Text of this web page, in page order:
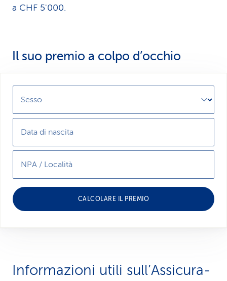
a CHF 5'000.
Il suo premio a colpo d’occhio
Sesso
Data di nascita
NPA / Località
CALCOLARE IL PREMIO
Informazioni utili sull’Assi­cura­